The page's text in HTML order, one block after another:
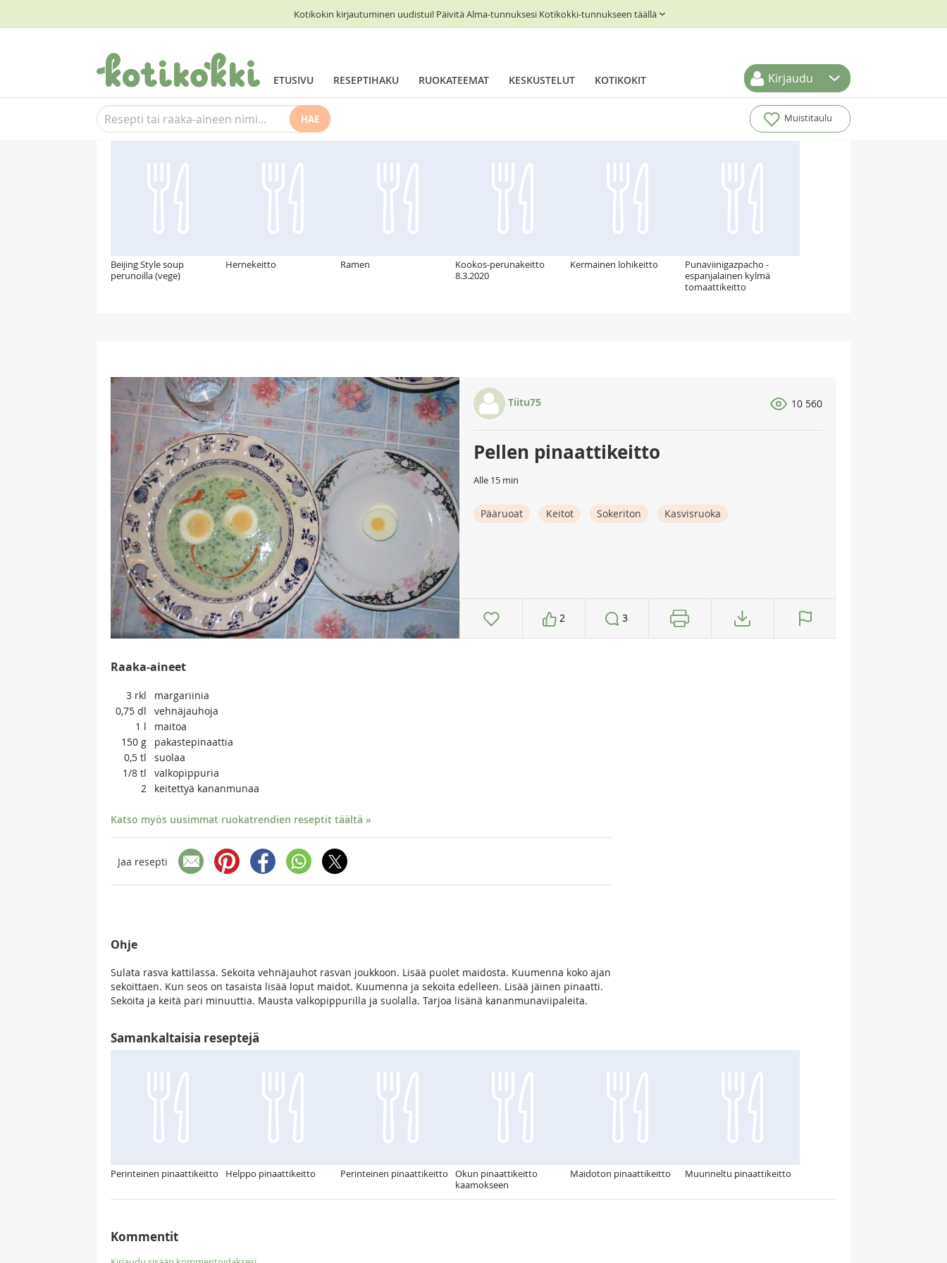
Kotikokin kirjautuminen uudistui! Päivitä Alma-tunnuksesi Kotikokki-tunnukseen täällä
ETUSIVU RESEPTIHAKU RUOKATEEMAT KESKUSTELUT KOTIKOKIT Kirjaudu
HAE Muistitaulu
Suosittelemme myös
Beijing Style soup
perunoilla (vege)
Hernekeitto Ramen
Kookos-perunakeitto
8.3.2020
Kermainen lohikeitto
Punaviinigazpacho -
espanjalainen kylmä
tomaattikeitto
Tiitu75 10 560
Pellen pinaattikeitto
Alle 15 min
Pääruoat Keitot Sokeriton Kasvisruoka
2 3
Raaka-aineet
3 rkl
margariinia
0,75 dl
vehnäjauhoja
1 l
maitoa
150 g
pakastepinaattia
0,5 tl
suolaa
1/8 tl
valkopippuria
2
keitettyä kananmunaa
Katso myös uusimmat ruokatrendien reseptit täältä »
Jaa resepti
Ohje
Sulata rasva kattilassa. Sekoita vehnäjauhot rasvan joukkoon. Lisää puolet maidosta. Kuumenna koko ajan
sekoittaen. Kun seos on tasaista lisää loput maidot. Kuumenna ja sekoita edelleen. Lisää jäinen pinaatti.
Sekoita ja keitä pari minuuttia. Mausta valkopippurilla ja suolalla. Tarjoa lisänä kananmunaviipaleita.
Samankaltaisia reseptejä
Perinteinen pinaattikeitto Helppo pinaattikeitto Perinteinen pinaattikeitto
Okun pinaattikeitto
kaamokseen
Maidoton pinaattikeitto Muunneltu pinaattikeitto
Kommentit